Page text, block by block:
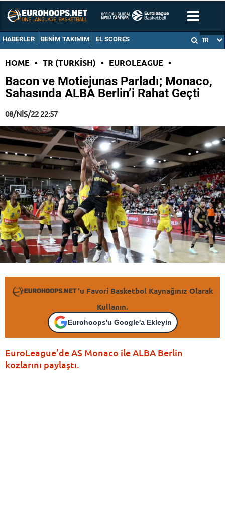
HABERLER BENIM TAKIMIM EL SCORES TR
HOME • TR (TURKISH) • EUROLEAGUE •
Bacon ve Motiejunas Parladı; Monaco,
Sahasında ALBA Berlin’i Rahat Geçti
08/NIS/22 22:57
'u Favori Basketbol Kaynağınız Olarak
Kullanın.
Eurohoops'u Google'a Ekleyin
EuroLeague’de AS Monaco ile ALBA Berlin
kozlarını paylaştı.